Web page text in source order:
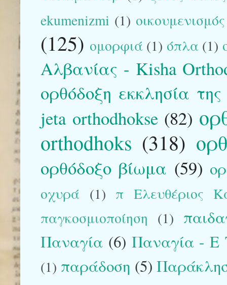
ekumenizmi (1) οικουμενισμός
(125) ομορφιά (1) όπλα (1)
Αλβανίας - Kisha
ορθόδοξη εκκλησία
jeta orthodhokse (82)
orthodhoks (318)
ορθόδοξο βίωμα (59)
οχυρά (1) π Ελευθέριος
παγκοσμιοποίηση (1)
Παναγία (6) Παναγία - E
(1) παράδοση (5)